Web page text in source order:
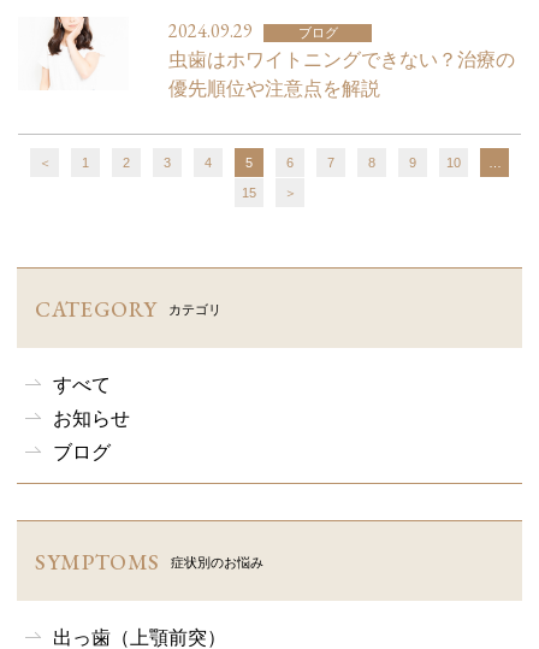
2024.09.29 ブログ
虫歯はホワイトニングできない？治療の
優先順位や注意点を解説
＜ 1 2 3 4 5 6 7 8 9 10
15 ＞
CATEGORY カテゴリ
すべて
お知らせ
ブログ
SYMPTOMS 症状別のお悩み
出っ歯（上顎前突）